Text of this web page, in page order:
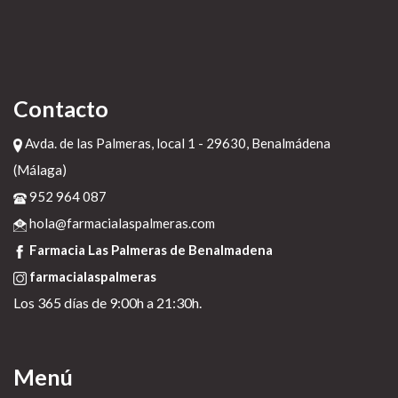
Contacto
Avda. de las Palmeras, local 1 - 29630, Benalmádena
(Málaga)
952 964 087
hola@farmacialaspalmeras.com
Farmacia Las Palmeras de Benalmadena
farmacialaspalmeras
Los 365 días de 9:00h a 21:30h.
Menú